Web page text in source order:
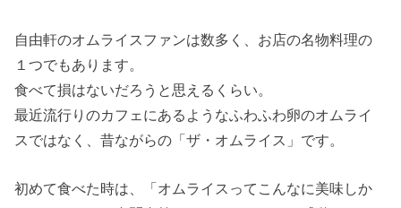
自由軒のオムライスファンは数多く、お店の名物料理の
１つでもあります。
食べて損はないだろうと思えるくらい。
最近流行りのカフェにあるようなふわふわ卵のオムライ
スではなく、昔ながらの「ザ・オムライス」です。
初めて食べた時は、「オムライスってこんなに美味しか